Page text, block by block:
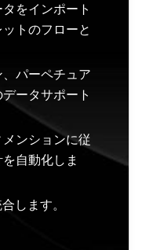
をインポート
トのフローと
パーペチュア
ータサポート
ンションに従
自動化しま
します。